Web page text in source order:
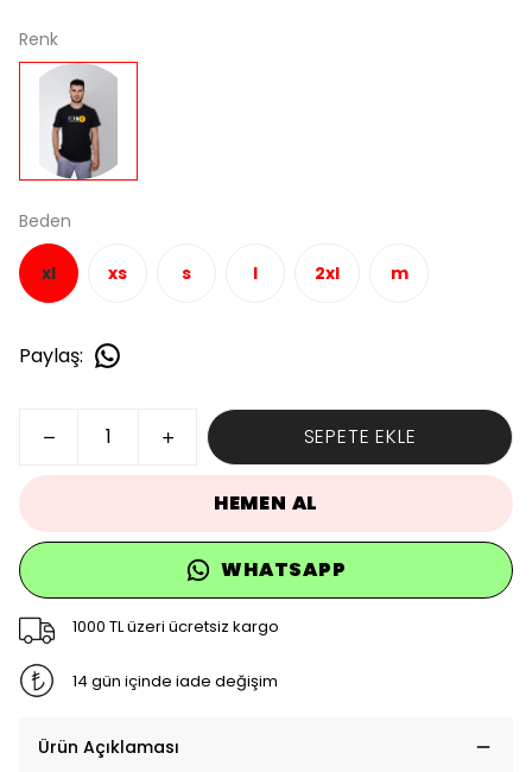
Renk
Beden
xl xs s l 2xl m
Paylaş:
SEPETE EKLE
HEMEN AL
WHATSAPP
1000 TL üzeri ücretsiz kargo
14 gün içinde iade değişim
Ürün Açıklaması